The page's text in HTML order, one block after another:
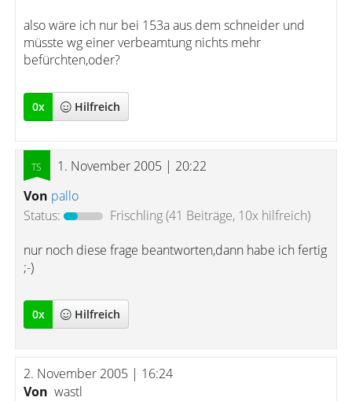
also wäre ich nur bei 153a aus dem schneider und
müsste wg einer verbeamtung nichts mehr
befürchten,oder?
0x Hilfreich
1. November 2005 | 20:22
Von pallo
Status:
Frischling(41 Beiträge, 10x hilfreich)
nur noch diese frage beantworten,dann habe ich fertig
;-)
0x Hilfreich
2. November 2005 | 16:24
Von wastl